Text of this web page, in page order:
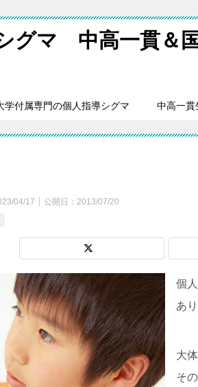
グマ 中高一貫＆
学付属専門の個人指導シグマ 中高一貫
04/17 公開日： 2013/07/20
個
あ
大
そ